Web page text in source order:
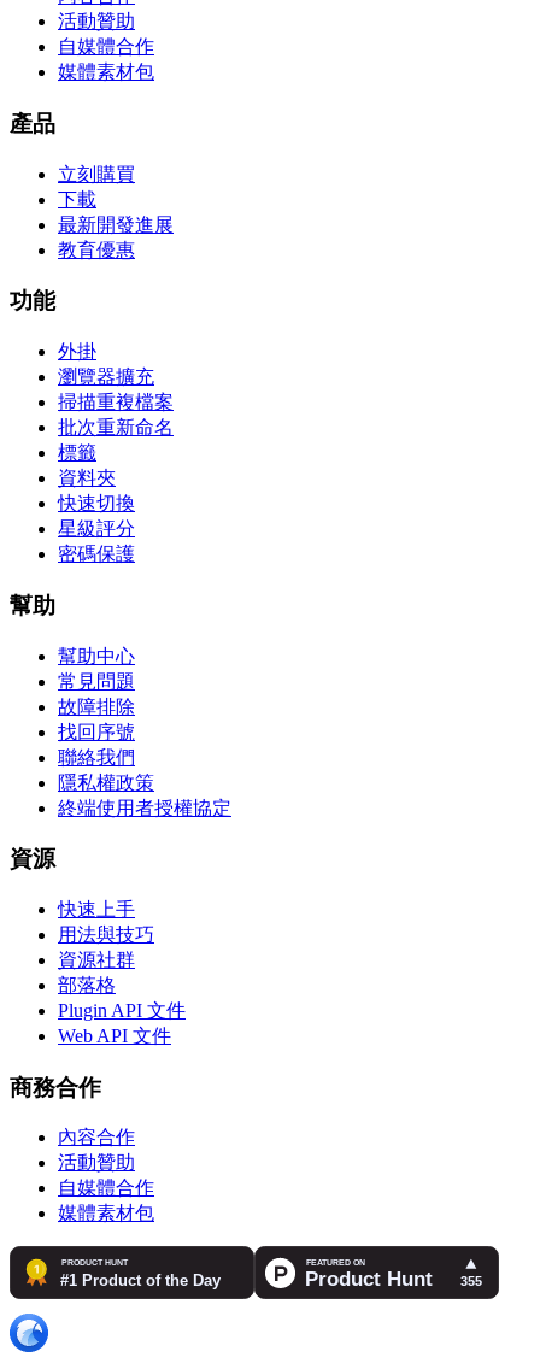
活動贊助
自媒體合作
媒體素材包
產品
立刻購買
下載
最新開發進展
教育優惠
功能
外掛
瀏覽器擴充
掃描重複檔案
批次重新命名
標籤
資料夾
快速切換
星級評分
密碼保護
幫助
幫助中心
常見問題
故障排除
找回序號
聯絡我們
隱私權政策
終端使用者授權協定
資源
快速上手
用法與技巧
資源社群
部落格
Plugin API 文件
Web API 文件
商務合作
內容合作
活動贊助
自媒體合作
媒體素材包